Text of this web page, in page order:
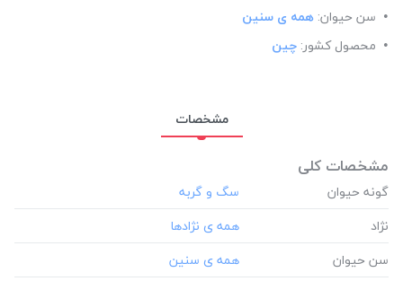
سن حیوان: همه ی سنین
محصول کشور: چین
مشخصات
مشخصات کلی
گونه حیوان
نژاد
سن حیوان